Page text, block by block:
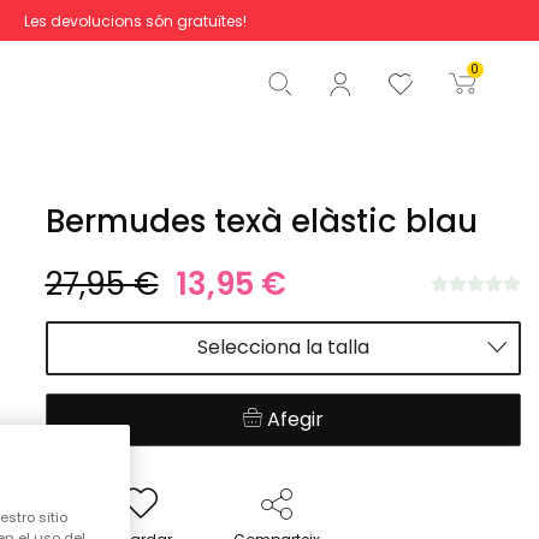
Les devolucions són gratuïtes!
0
Total 0,00 €
Començar la comanda
Bermudes texà elàstic blau
27,95 € 13,95 €
Selecciona la talla
Afegir
sitio